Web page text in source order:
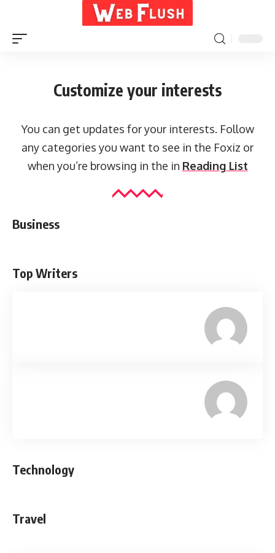
Customize your interests
You can get updates for your interests. Follow
any categories you want to see in the Foxiz or
when you’re browsing in the in Reading List
Business
Top Writers
Technology
Travel